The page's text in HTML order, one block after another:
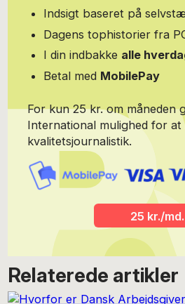
Indsigt baseret på
Dagens tophistorier fra
I din indbakke alle
Betal med MobilePay
For kun 25 kr. om måneden
International mulighed for
kvalitetsjournalistik.
25 kr./md.
Relaterede artikler